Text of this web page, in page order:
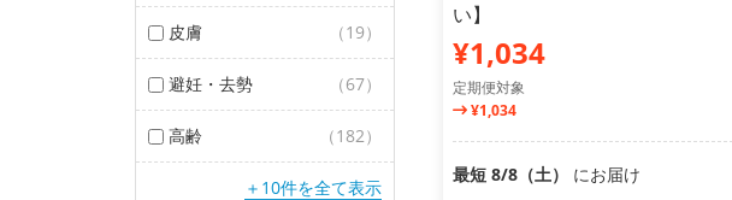
皮膚 （19）
避妊・去勢 （67）
高齢 （182）
＋10件を全て表示
い】
¥1,034
定期便対象
¥1,034
最短 8/8（土） にお届け